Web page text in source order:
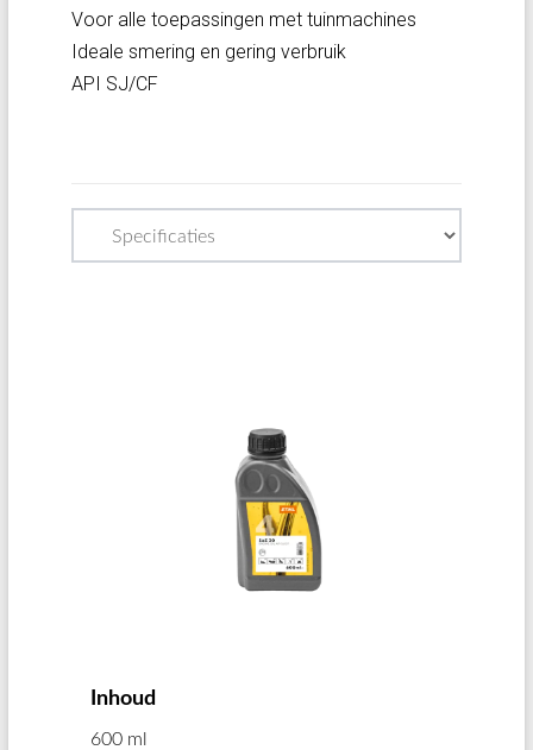
Voor alle toepassingen met tuinmachines
Ideale smering en gering verbruik
API SJ/CF
Inhoud
600 ml